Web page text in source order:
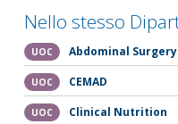
Nello stesso
UOC Abdominal Surgery
UOC CEMAD
UOC Clinical Nutrition